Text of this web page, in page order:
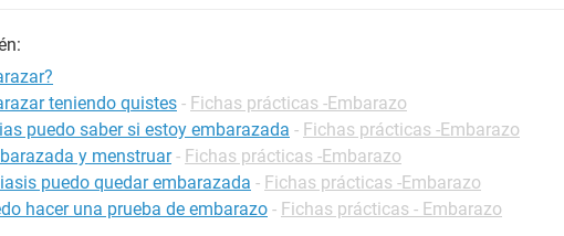
teniendo quistes - Fichas prácticas -Embarazo
puedo saber si estoy embarazada - Fichas prácticas -Embarazo
y menstruar - Fichas prácticas -Embarazo
puedo quedar embarazada - Fichas prácticas -Embarazo
hacer una prueba de embarazo - Fichas prácticas - Embarazo